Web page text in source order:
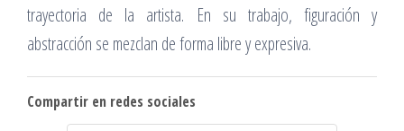
trayectoria de la artista. En su trabajo, figuración y
abstracción se mezclan de forma libre y expresiva.
Compartir en redes sociales